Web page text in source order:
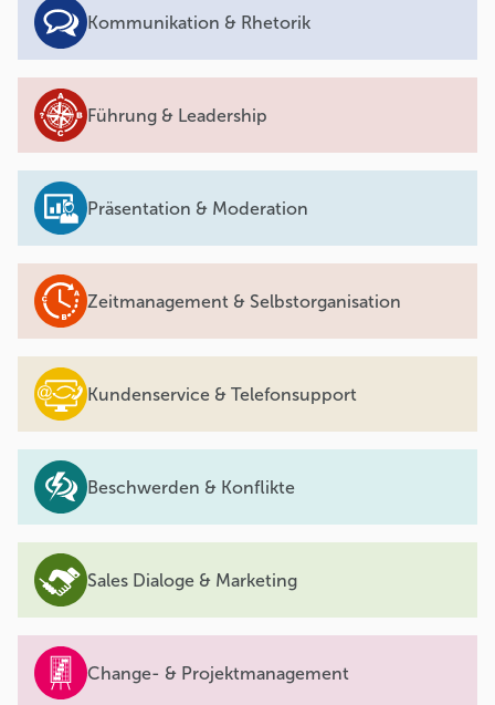
Kommunikation & Rhetorik
Führung & Leadership
Präsentation & Moderation
Zeitmanagement & Selbstorganisation
Kundenservice & Telefonsupport
Beschwerden & Konflikte
Sales Dialoge & Marketing
Change- & Projektmanagement